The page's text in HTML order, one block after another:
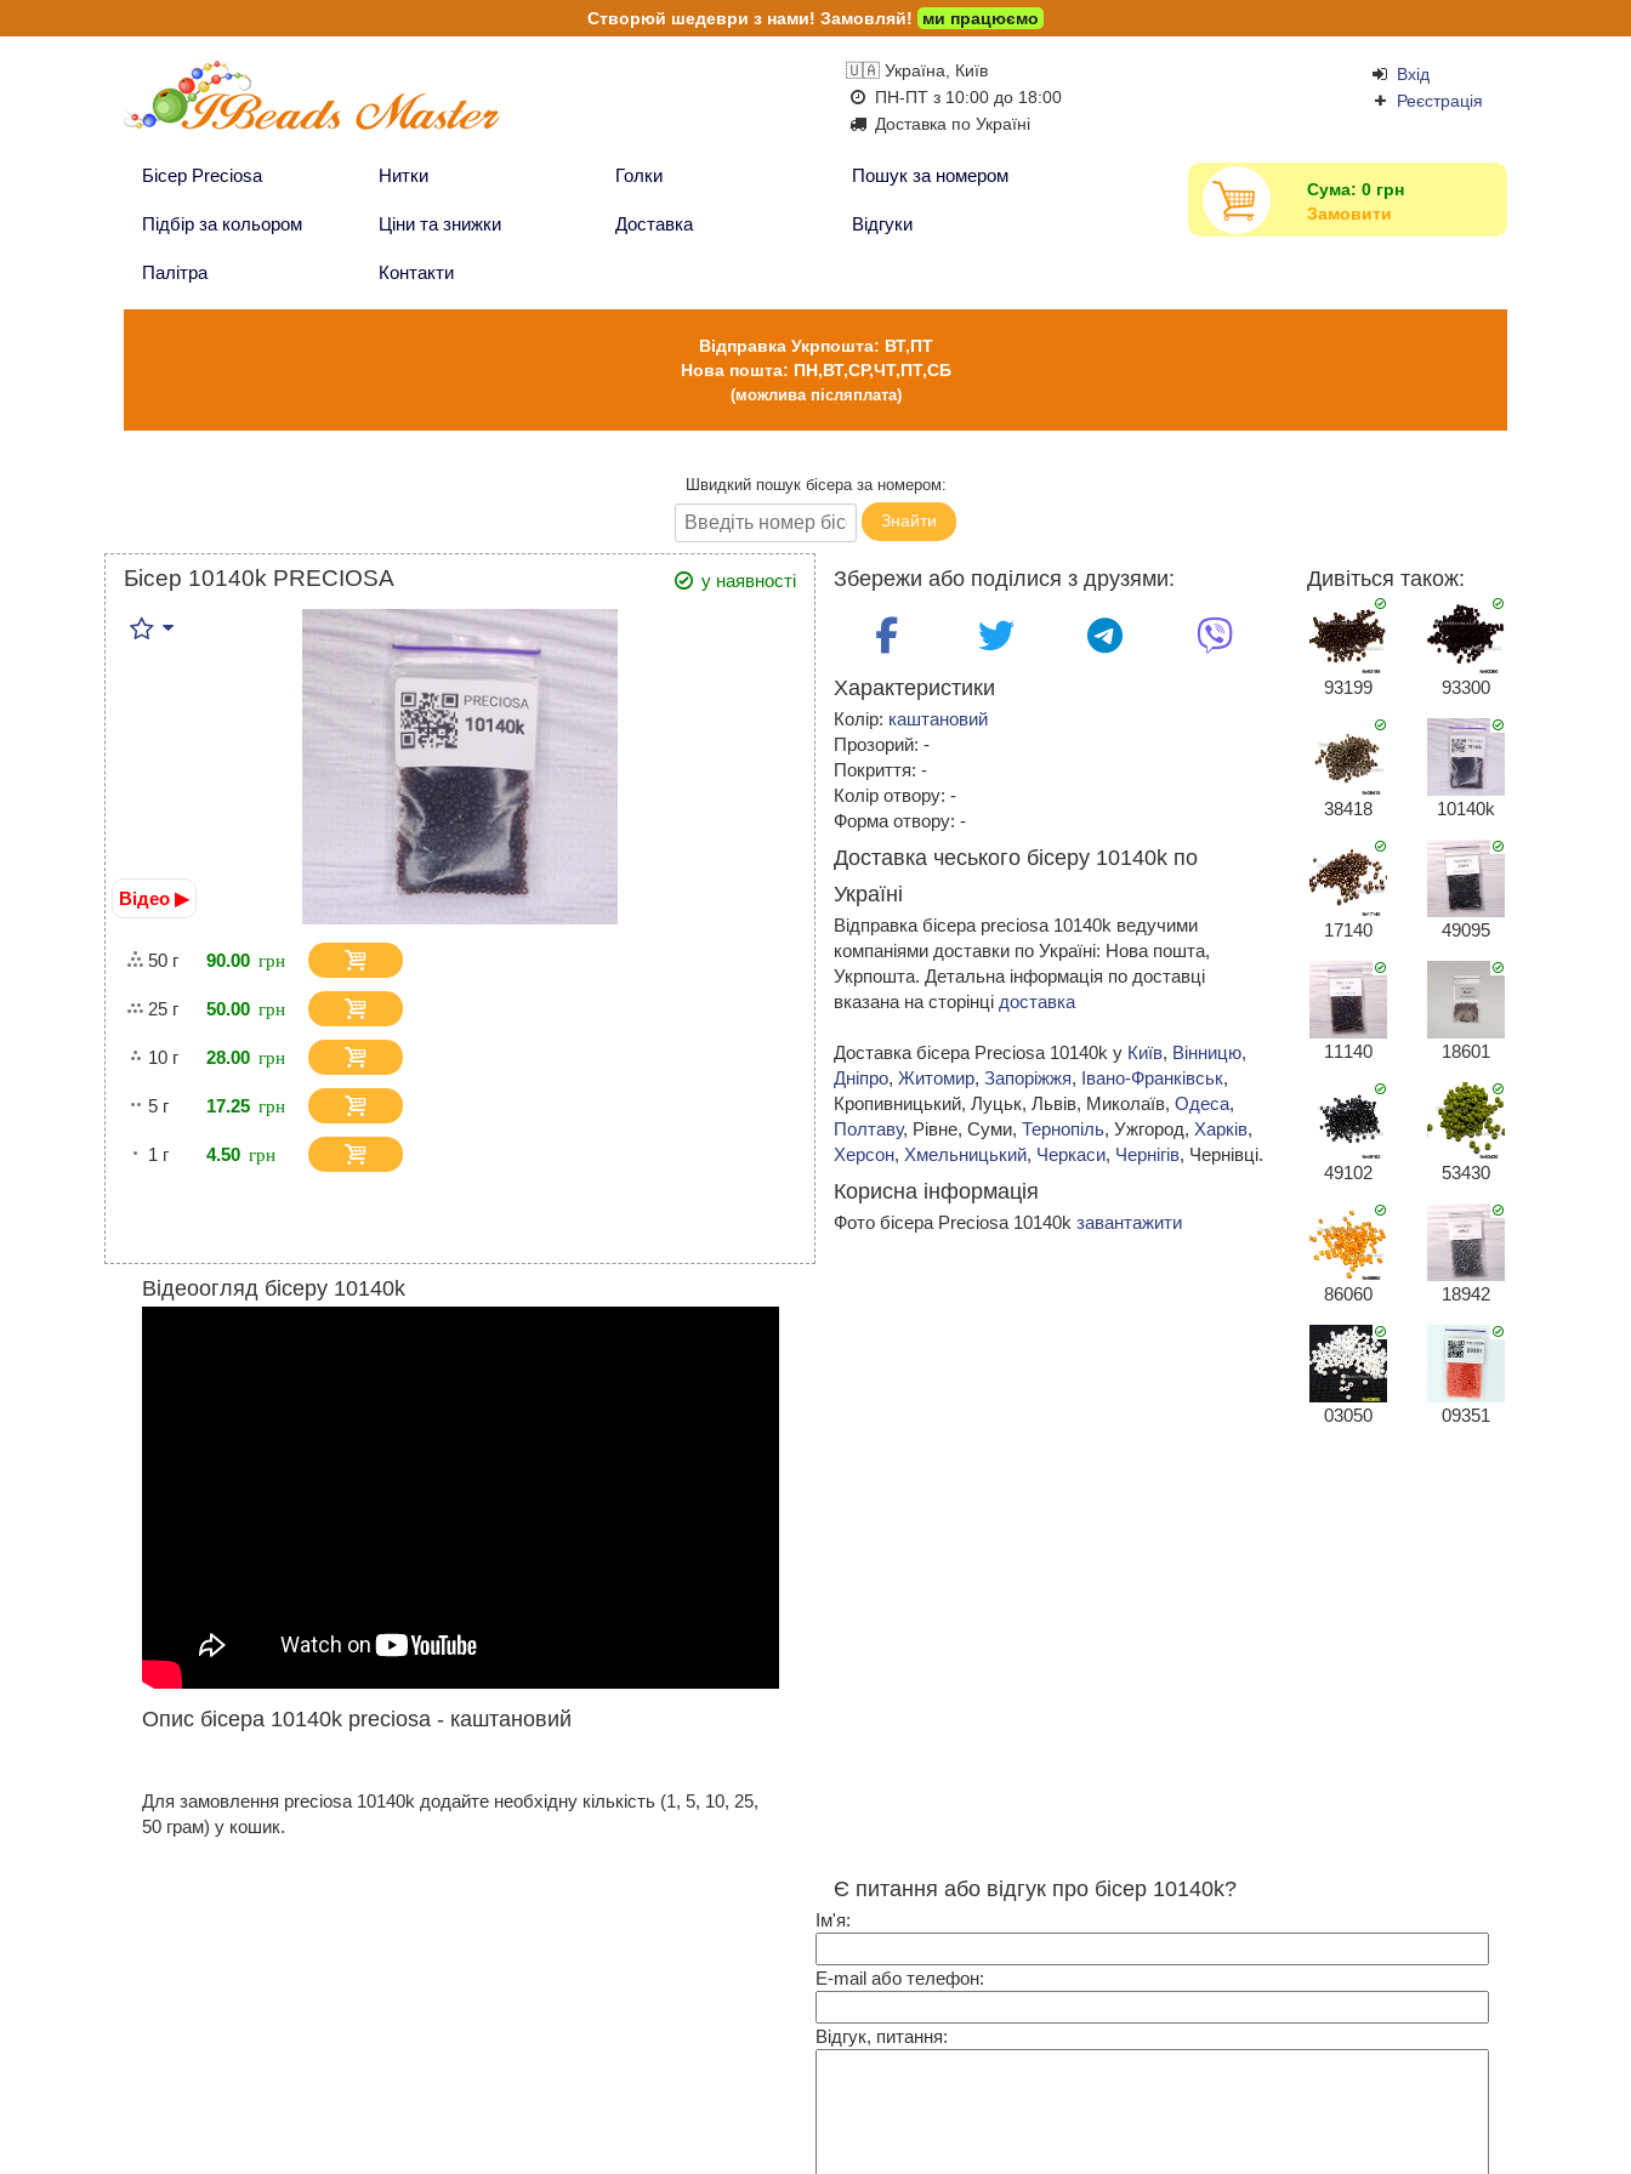
🇺🇦 Україна, Київ
ПН-ПТ з 10:00 до 18:00
Доставка по Україні
Вхід
Реєстрація
Бісер Preciosa Нитки Голки Пошук за номером
Підбір за кольором Ціни та знижки Доставка Відгуки
Палітра Контакти
Сума: 0 грн
Замовити
Відправка Укрпошта: ВТ,ПТ
Нова пошта: ПН,ВТ,СР,ЧТ,ПТ,СБ
(можлива післяплата)
Швидкий пошук бісера за номером:
Знайти
Бісер 10140k PRECIOSA у наявності
Відео ▶
50 г 90.00
25 г 50.00
10 г 28.00
5 г 17.25
1 г 4.50
Відеоогляд бісеру 10140k
Опис бісера 10140k preciosa - каштановий
Для замовлення preciosa 10140k додайте необхідну кількість (1, 5, 10, 25,
50 грам) у кошик.
Збережи або поділися з друзями:
Характеристики
Колір: каштановий
Прозорий: -
Покриття: -
Колір отвору: -
Форма отвору: -
Доставка чеського бісеру 10140k по
Україні
Відправка бісера preciosa 10140k ведучими
компаніями доставки по Україні: Нова пошта,
Укрпошта. Детальна інформація по доставці
вказана на сторінці доставка
Доставка бісера Preciosa 10140k у Київ, Вінницю,
Дніпро, Житомир, Запоріжжя, Івано-Франківськ,
Кропивницький, Луцьк, Львів, Миколаїв, Одеса,
Полтаву, Рівне, Суми, Тернопіль, Ужгород, Харків,
Херсон, Хмельницький, Черкаси, Чернігів, Чернівці.
Корисна інформація
Фото бісера Preciosa 10140k завантажити
Дивіться також:
93199 93300
38418 10140k
17140 49095
11140 18601
49102 53430
86060 18942
03050 09351
Є питання або відгук про бісер 10140k?
Ім'я:
E-mail або телефон:
Відгук, питання:
Створюй шедеври з нами! Замовляй! ми працюємо